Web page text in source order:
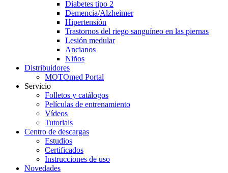
Diabetes tipo 2
Demencia/Alzheimer
Hipertensión
Trastornos del riego sanguíneo en las piernas
Lesión medular
Ancianos
Niños
Distribuidores
MOTOmed Portal
Servicio
Folletos y catálogos
Películas de entrenamiento
Vídeos
Tutorials
Centro de descargas
Estudios
Certificados
Instrucciones de uso
Novedades